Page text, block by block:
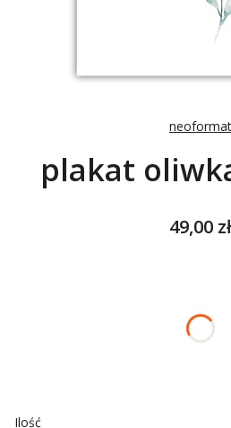
neoformat
plakat
Cena
49,00 zł
Ilość